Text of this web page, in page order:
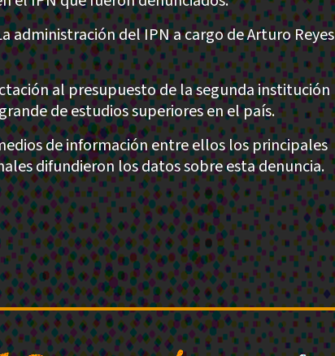
administración del IPN a cargo de Arturo Reyes
al presupuesto de la segunda institución
de estudios superiores en el país.
de información entre ellos los principales
difundieron los datos sobre esta denuncia.